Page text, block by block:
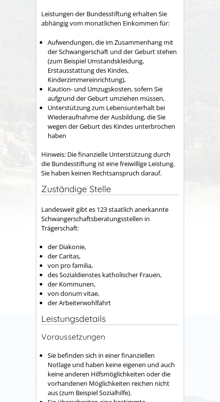
Leistungen der Bundesstiftung erhalten Sie
abhängig vom monatlichen Einkommen für:
Aufwendungen, die im Zusammenhang mit
der Schwangerschaft und der Geburt stehen
(zum Beispiel Umstandskleidung,
Erstausstattung des Kindes,
Kinderzimmereinrichtung),
Kaution- und Umzugskosten, sofern Sie
aufgrund der Geburt umziehen müssen,
Unterstützung zum Lebensunterhalt bei
Wiederaufnahme der Ausbildung, die Sie
wegen der Geburt des Kindes unterbrochen
haben
Hinweis: Die finanzielle Unterstützung durch
die Bundesstiftung ist eine freiwillige Leistung.
Sie haben keinen Rechtsanspruch darauf.
Zuständige Stelle
Landesweit gibt es 123 staatlich anerkannte
Schwangerschaftsberatungsstellen in
Trägerschaft:
der Diakonie,
der Caritas,
von pro familia,
des Sozialdienstes katholischer Frauen,
der Kommunen,
von donum vitae,
der Arbeiterwohlfahrt
Leistungsdetails
Voraussetzungen
Sie befinden sich in einer finanziellen
Notlage und haben keine eigenen und auch
keine anderen Hilfsmöglichkeiten oder die
vorhandenen Möglichkeiten reichen nicht
aus (zum Beispiel Sozialhilfe).